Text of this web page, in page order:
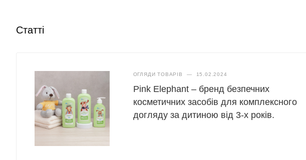
Статті
ОГЛЯДИ ТОВАРІВ — 15.02.2024
Pink Elephant – бренд безпечних
косметичних засобів для комплексного
догляду за дитиною від 3-х років.